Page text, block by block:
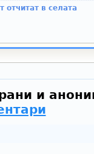
отчитат в селата
и